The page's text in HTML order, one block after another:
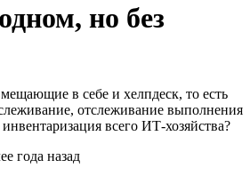
но без
в себе и хелпдеск, то есть
отслеживание выполнения
всего ИТ-хозяйства?
года назад